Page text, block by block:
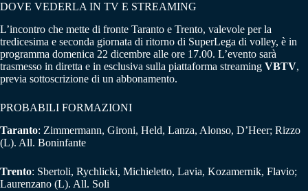
DOVE VEDERLA IN TV E STREAMING
L’incontro che mette di fronte Taranto e Trento, valevole per la
tredicesima e seconda giornata di ritorno di SuperLega di volley, è in
programma domenica 22 dicembre alle ore 17.00. L’evento sarà
trasmesso in diretta e in esclusiva sulla piattaforma streaming VBTV,
previa sottoscrizione di un abbonamento.
PROBABILI FORMAZIONI
Taranto: Zimmermann, Gironi, Held, Lanza, Alonso, D’Heer; Rizzo
(L). All. Boninfante
Trento: Sbertoli, Rychlicki, Michieletto, Lavia, Kozamernik, Flavio;
Laurenzano (L). All. Soli